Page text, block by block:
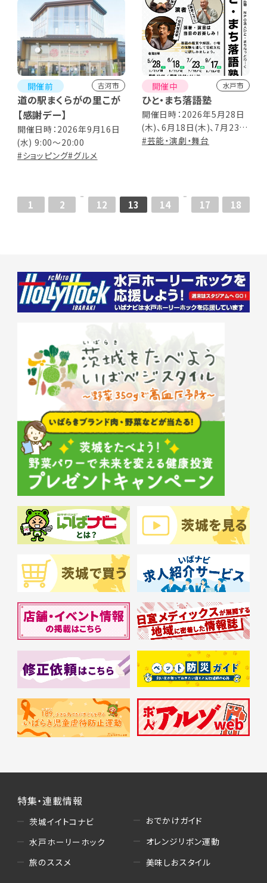
開催前 古河市
道の駅まくらがの里こが
【感謝デー】
開催日時：2026年9月16日
(水) 9:00～20:00
#ショッピング#グルメ
開催中 水戸市
ひと・まち落語塾
開催日時：2026年5月28日
(木)、6月18日(木)、7月23日
(木)、9月17日(木) 13:30～
#芸能・演劇・舞台
1 2 12 13 14 17 18
特集・連載情報
茨城イイトコナビ
水戸ホーリーホック
旅のススメ
おでかけガイド
オレンジリボン運動
美味しおスタイル